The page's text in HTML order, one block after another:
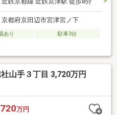
京都府京田辺市宮津宮ノ下
あり
駐車3台
山手３丁目 3,720万円
万円